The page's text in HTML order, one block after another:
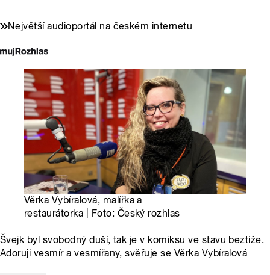
Největší audioportál na českém internetu
Věrka Vybíralová, malířka a
restaurátorka | Foto: Český rozhlas
Švejk byl svobodný duší, tak je v komiksu ve stavu beztíže.
Adoruji vesmír a vesmířany, svěřuje se Věrka Vybíralová